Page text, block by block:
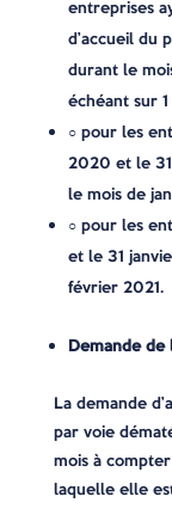
entreprises
d’accueil du
durant le
échéant sur
○ pour les
2020 et le
le mois de
○ pour les
et le 31
février 2021.
Demande de
La demande
par voie
mois à
laquelle elle